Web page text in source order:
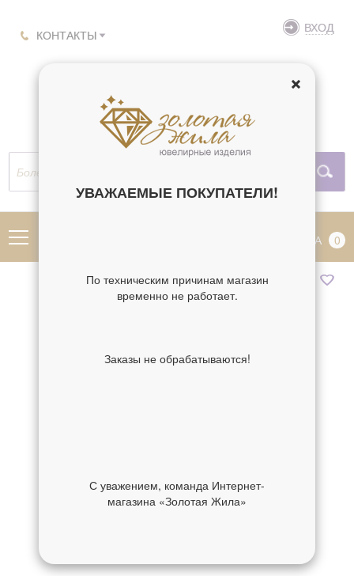
КОНТАКТЫ ВХОД
КОРЗИНА 0
УВАЖАЕМЫЕ ПОКУПАТЕЛИ!
По техническим причинам магазин
временно не работает.
Заказы не обрабатываются!
С уважением, команда Интернет-
магазина «Золотая Жила»